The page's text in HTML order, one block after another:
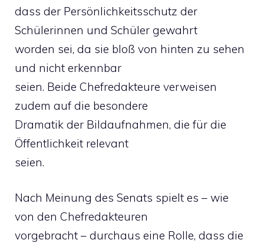
dass der Persönlichkeitsschutz der
Schülerinnen und Schüler gewahrt
worden sei, da sie bloß von hinten zu sehen
und nicht erkennbar
seien. Beide Chefredakteure verweisen
zudem auf die besondere
Dramatik der Bildaufnahmen, die für die
Öffentlichkeit relevant
seien.
Nach Meinung des Senats spielt es – wie
von den Chefredakteuren
vorgebracht – durchaus eine Rolle, dass die